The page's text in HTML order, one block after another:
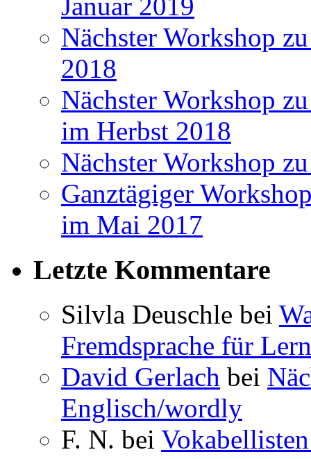
Nächster Workshop
2018
Nächster Workshop
im Herbst 2018
Nächster Workshop
Ganztägiger
im Mai 2017
Letzte Kommentare
Silvla Deuschle bei
Fremdsprache für
David Gerlach bei
Englisch/wordly
F. N. bei